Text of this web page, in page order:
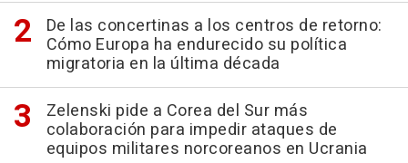
De las concertinas a los centros de retorno:
Cómo Europa ha endurecido su política
migratoria en la última década
Zelenski pide a Corea del Sur más
colaboración para impedir ataques de
equipos militares norcoreanos en Ucrania